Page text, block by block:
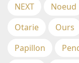
NEXT
Noeud
Otarie
Ours
Papillon